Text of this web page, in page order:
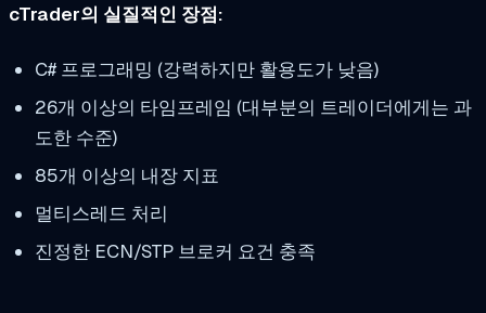
cTrader의 실질적인 장점:
C# 프로그래밍 (강력하지만 활용도가 낮음)
26개 이상의 타임프레임 (대부분의 트레이더에게는 과
도한 수준)
85개 이상의 내장 지표
멀티스레드 처리
진정한 ECN/STP 브로커 요건 충족